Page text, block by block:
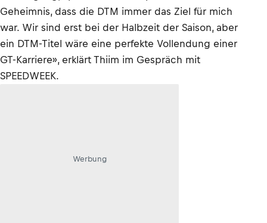
Geheimnis, dass die DTM immer das Ziel für mich
war. Wir sind erst bei der Halbzeit der Saison, aber
ein DTM-Titel wäre eine perfekte Vollendung einer
GT-Karriere», erklärt Thiim im Gespräch mit
SPEEDWEEK.
Werbung